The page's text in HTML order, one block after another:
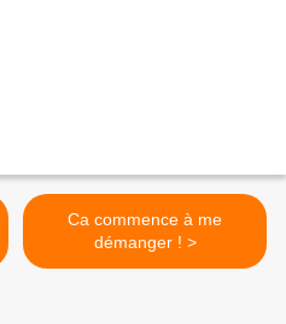
Ca commence à me
démanger ! >